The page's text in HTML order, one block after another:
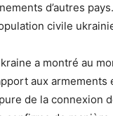
d’autres
civile
a montré au
aux
de la connexion